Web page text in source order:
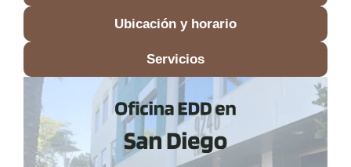
Ubicación y horario
Servicios